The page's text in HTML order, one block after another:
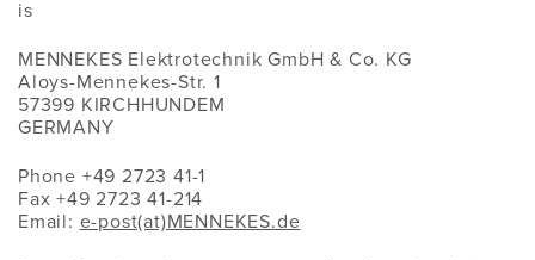
is
MENNEKES Elektrotechnik GmbH & Co. KG
Aloys-Mennekes-Str. 1
57399 KIRCHHUNDEM
GERMANY
Phone +49 2723 41-1
Fax +49 2723 41-214
Email: e-post(at)MENNEKES.de